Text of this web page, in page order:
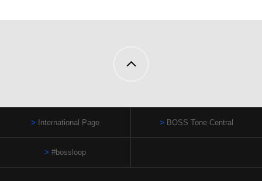
International Page BOSS Tone Central
#bossloop